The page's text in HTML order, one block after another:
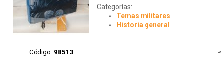
Código: 98513
Categorías:
Temas militares
Historia general